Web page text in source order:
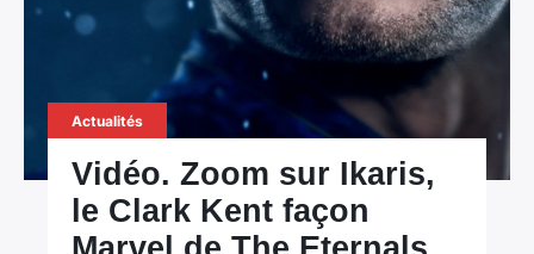
Actualités
Vidéo. Zoom sur Ikaris,
le Clark Kent façon